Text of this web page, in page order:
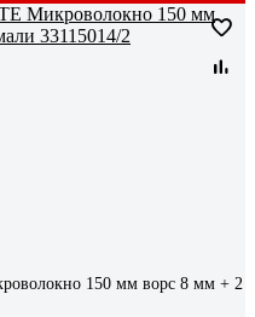
150 мм ворс 8 мм + 2